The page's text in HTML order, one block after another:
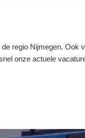
regio Nijmegen. Ook
onze actuele